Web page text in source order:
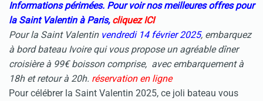
Informations périmées. Pour voir nos meilleures offres pour
la Saint Valentin à Paris, cliquez ICI
Pour la Saint Valentin vendredi 14 février 2025, embarquez
à bord bateau Ivoire qui vous propose un agréable dîner
croisière à 99€ boisson comprise, avec embarquement à
18h et retour à 20h. réservation en ligne
Pour célébrer la Saint Valentin 2025, ce joli bateau vous